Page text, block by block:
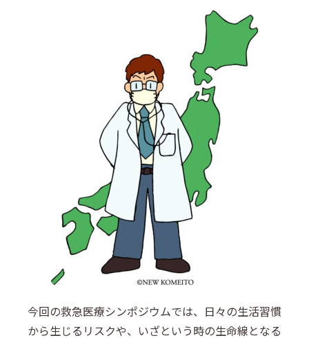
今回の救急医療シンポジウムでは、日々の生活習慣
から生じるリスクや、いざという時の生命線となる